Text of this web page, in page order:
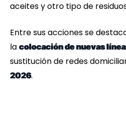
aceites y otro tipo de
Entre sus acciones se
la colocación de nuevas
sustitución de redes
2026.